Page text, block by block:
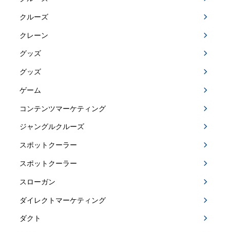
クルーズ
クレーン
グッズ
グッズ
ゲーム
コンテンツマーケティング
ジャングルクルーズ
スポットクーラー
スポットクーラー
スローガン
ダイレクトマーケティング
ダクト